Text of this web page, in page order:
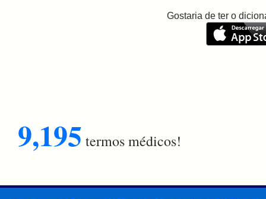
Gostaria de ter o
9,195 termos médicos!